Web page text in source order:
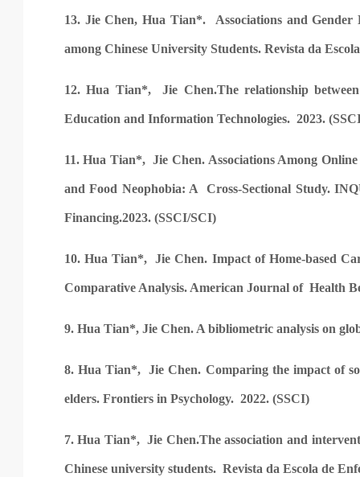
13. Jie Chen, Hua Tian*. Associations and Gender
among Chinese University Students. Revista da
12. Hua Tian*, Jie Chen.The relationship
Education and Information Technologies. 2023.
11. Hua Tian*, Jie Chen. Associations Among
and Food Neophobia: A Cross-Sectional Study.
Financing.2023. (SSCI/SCI)
10. Hua Tian*, Jie Chen. Impact of Home-based
Comparative Analysis. American Journal of Health
9. Hua Tian*, Jie Chen. A bibliometric analysis on
8. Hua Tian*, Jie Chen. Comparing the impact of
elders. Frontiers in Psychology. 2022. (SSCI)
7. Hua Tian*, Jie Chen.The association and
Chinese university students. Revista da Escola de